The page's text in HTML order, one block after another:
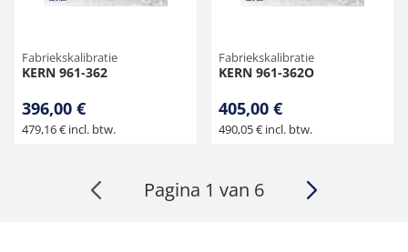
Fabriekskalibratie
KERN 961-362
396,00 €
479,16 € incl. btw.
Fabriekskalibratie
KERN 961-362O
405,00 €
490,05 € incl. btw.
Pagina 1 van 6